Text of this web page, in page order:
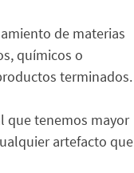
de materias
químicos o
terminados.
que tenemos mayor
artefacto que